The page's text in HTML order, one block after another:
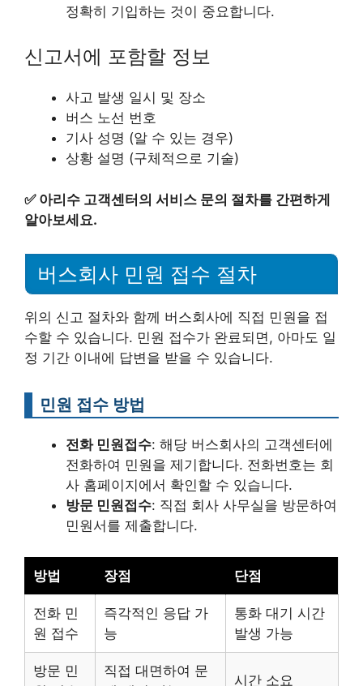
정확히 기입하는 것이 중요합니다.
신고서에 포함할 정보
사고 발생 일시 및 장소
버스 노선 번호
기사 성명 (알 수 있는 경우)
상황 설명 (구체적으로 기술)
✅ 아리수 고객센터의 서비스 문의 절차를 간편하게
알아보세요.
버스회사 민원 접수 절차
위의 신고 절차와 함께 버스회사에 직접 민원을 접
수할 수 있습니다. 민원 접수가 완료되면, 아마도 일
정 기간 이내에 답변을 받을 수 있습니다.
민원 접수 방법
전화 민원접수: 해당 버스회사의 고객센터에
전화하여 민원을 제기합니다. 전화번호는 회
사 홈페이지에서 확인할 수 있습니다.
방문 민원접수: 직접 회사 사무실을 방문하여
민원서를 제출합니다.
방법 장점 단점
전화 민
원 접수
즉각적인 응답 가
능
통화 대기 시간
발생 가능
방문 민
직접 대면하여 문
시간 소요